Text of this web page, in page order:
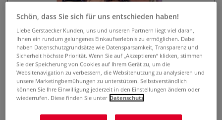
LYRA FARB-RIESEN Skin Tones,
Farbstifte-Set
0 Bewertungen
Schön, dass Sie sich für uns entschieden haben!
Liebe Gerstaecker Kunden, uns und unseren Partnern liegt viel daran,
Ihnen ein rundum gelungenes Einkaufserlebnis zu ermöglichen. Dabei
haben Datenschutzgrundsätze wie Datensparsamkeit, Transparenz und
Sicherheit höchste Priorität. Wenn Sie auf „Akzeptieren“ klicken, stimmen
Sie der Speicherung von Cookies auf Ihrem Gerät zu, um die
Websitenavigation zu verbessern, die Websitenutzung zu analysieren und
unsere Marketingbemühungen zu unterstützen. Selbstverständlich
können Sie Ihre Einwilligung jederzeit in den Einstellungen ändern oder
wiederrufen. Diese finden Sie unter Datenschutz